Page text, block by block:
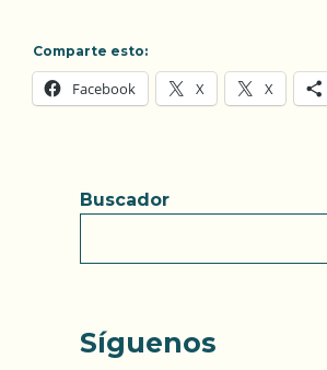
Comparte esto:
Facebook X X
Buscador
Síguenos